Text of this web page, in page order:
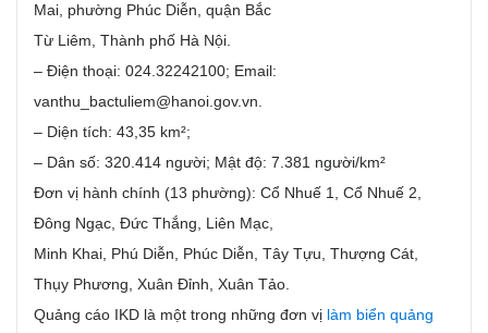
Mai, phường Phúc Diễn, quận Bắc
Từ Liêm, Thành phố Hà Nội.
– Điện thoại: 024.32242100; Email:
vanthu_bactuliem@hanoi.gov.vn.
– Diện tích: 43,35 km²;
– Dân số: 320.414 người; Mật độ: 7.381 người/km²
Đơn vị hành chính (13 phường): Cổ Nhuế 1, Cổ Nhuế 2,
Đông Ngạc, Đức Thắng, Liên Mạc,
Minh Khai, Phú Diễn, Phúc Diễn, Tây Tựu, Thượng Cát,
Thụy Phương, Xuân Đỉnh, Xuân Tảo.
Quảng cáo IKD là một trong những đơn vị làm biển quảng